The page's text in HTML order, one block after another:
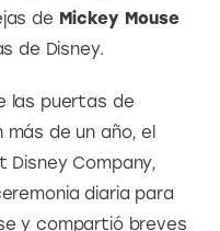
de Mickey Mouse
de Disney.
las puertas de
de un año, el
Company,
diaria para
y compartió breves